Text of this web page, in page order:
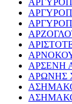
ΑΡΣΕΝΗ
ΑΡΩΝΗΣ